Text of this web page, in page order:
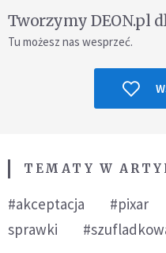
Tworzymy DEON.pl
Tu możesz nas wesprzeć.
TEMATY W
#akceptacja #pixar
sprawki